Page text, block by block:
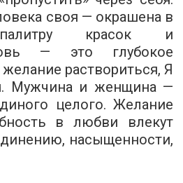
своя — окрашена в
красок и
— это глубокое
раствориться, Я
Мужчина и женщина —
целого. Желание
в любви влекут
насыщенности,